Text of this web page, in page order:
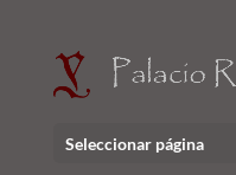
Seleccionar página